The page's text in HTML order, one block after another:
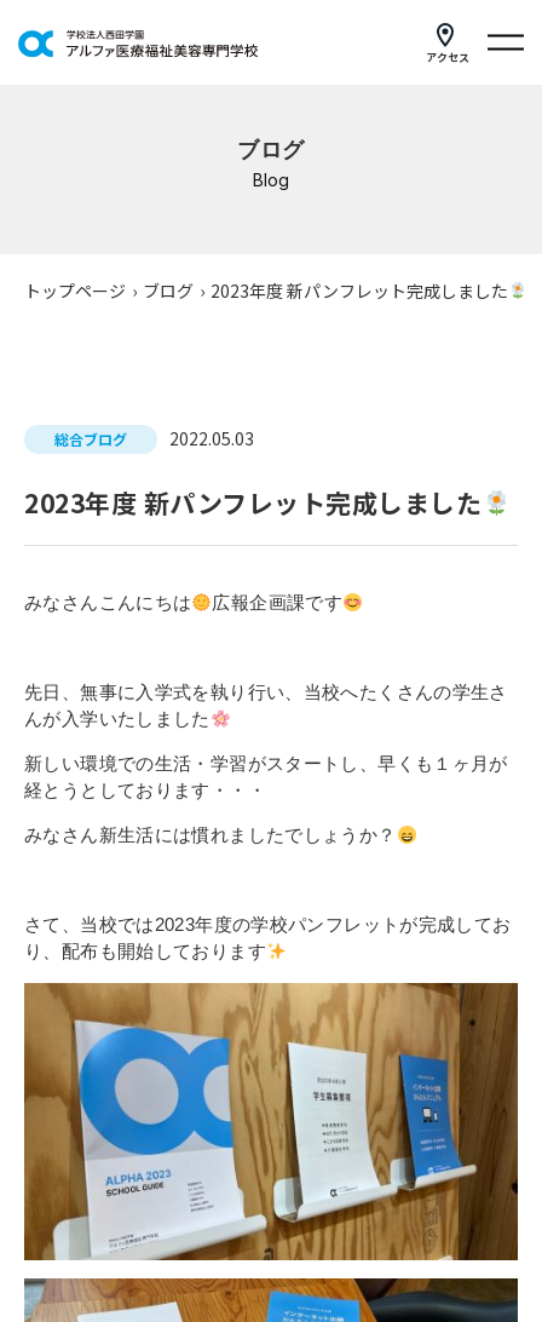
アクセス
研修・講座
公共職業訓練
在校生の皆さまへ
新着情報
ブログ
お問い合わせ
資料請求
インターネット出願
教職員採用情報
その他
個人情報の取り扱いについて
ブログ
Blog
トップページ › ブログ › 2023年度 新パンフレット完成しました
総合ブログ 2022.05.03
2023年度 新パンフレット完成しました
みなさんこんにちは 広報企画課です
先日、無事に入学式を執り行い、当校へたくさんの学生さ
んが入学いたしました
新しい環境での生活・学習がスタートし、早くも１ヶ月が
経とうとしております・・・
みなさん新生活には慣れましたでしょうか？
さて、当校では2023年度の学校パンフレットが完成してお
り、配布も開始しております